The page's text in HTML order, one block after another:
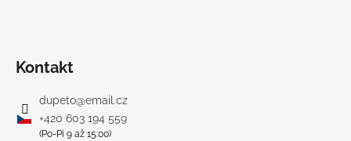
Kontakt
dupeto@email.cz
+420 603 194 559
(Po-Pi 9 až 15:00)